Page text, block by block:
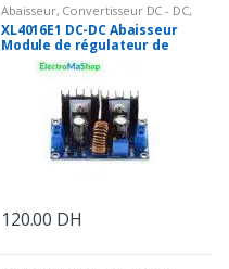
Abaisseur, Convertisseur DC - DC,
Energie
XL4016E1 DC-DC Abaisseur
Module de régulateur de
Tension DC DC Haute
Performance 8A
120.00 DH